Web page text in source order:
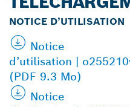
NOTICE D’UTILISATION
Notice
d’utilisation |
(PDF 9.3 Mo)
Notice